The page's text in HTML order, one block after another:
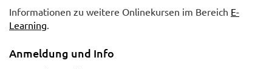
Informationen zu weitere Onlinekursen im Bereich E-
Learning
Anmeldung und Info